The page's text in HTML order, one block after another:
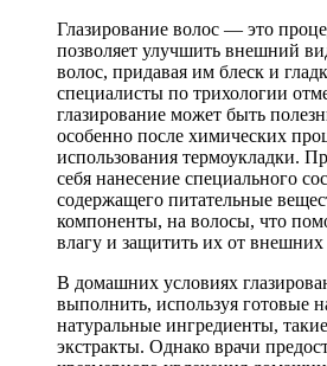
Глазирование волос — это
позволяет улучшить внешний
волос, придавая им блеск и
специалисты по трихологии
глазирование может быть
особенно после химических
использования термоукладки.
себя нанесение специального
содержащего питательные
компоненты, на волосы, что
влагу и защитить их от внешних
В домашних условиях
выполнить, используя готовые
натуральные ингредиенты,
экстракты. Однако врачи